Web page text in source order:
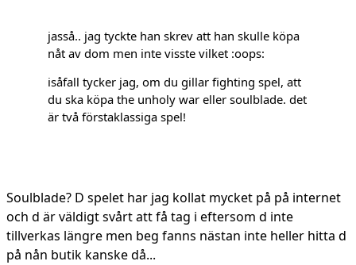
jasså.. jag tyckte han skrev att han skulle köpa
nåt av dom men inte visste vilket :oops:
isåfall tycker jag, om du gillar fighting spel, att
du ska köpa the unholy war eller soulblade. det
är två förstaklassiga spel!
Soulblade? D spelet har jag kollat mycket på på internet
och d är väldigt svårt att få tag i eftersom d inte
tillverkas längre men beg fanns nästan inte heller hitta d
på nån butik kanske då...